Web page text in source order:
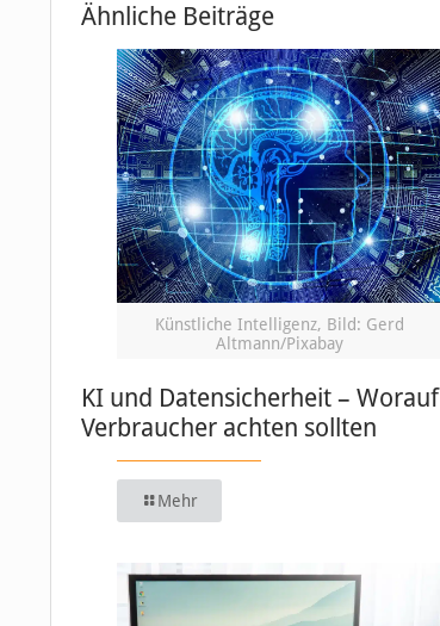
Ähnliche Beiträge
Künstliche Intelligenz, Bild: Gerd
Altmann/Pixabay
KI und Datensicherheit – Worauf
Verbraucher achten sollten
Mehr